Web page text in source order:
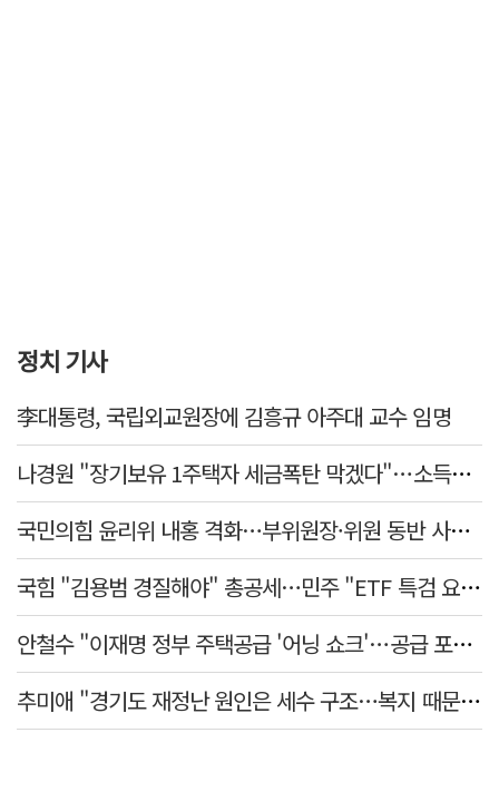
정치 기사
李대통령, 국립외교원장에 김흥규 아주대 교수 임명
나경원 "장기보유 1주택자 세금폭탄 막겠다"…소득세법 개정안 발의
국민의힘 윤리위 내홍 격화…부위원장·위원 동반 사퇴 선언
국힘 "김용범 경질해야" 총공세…민주 "ETF 특검 요구는 마타도어"
안철수 "이재명 정부 주택공급 '어닝 쇼크'…공급 포기한 대통령"
추미애 "경기도 재정난 원인은 세수 구조…복지 때문 아냐"